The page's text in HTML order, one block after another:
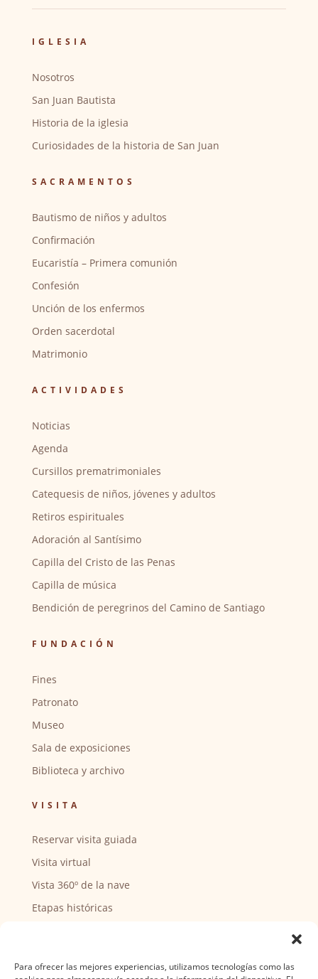
Para ofrecer las mejores experiencias, utilizamos tecnologías como las
IGLESIA
Nosotros
San Juan Bautista
Historia de la iglesia
Curiosidades de la historia de San Juan
SACRAMENTOS
Bautismo de niños y adultos
Confirmación
Eucaristía – Primera comunión
Confesión
Unción de los enfermos
Orden sacerdotal
Matrimonio
ACTIVIDADES
Noticias
Agenda
Cursillos prematrimoniales
Catequesis de niños, jóvenes y adultos
Retiros espirituales
Adoración al Santísimo
Capilla del Cristo de las Penas
Capilla de música
Bendición de peregrinos del Camino de Santiago
FUNDACIÓN
Fines
Patronato
Museo
Sala de exposiciones
Biblioteca y archivo
VISITA
Reservar visita guiada
Visita virtual
Vista 360º de la nave
Etapas históricas
CENTRO SOCIAL